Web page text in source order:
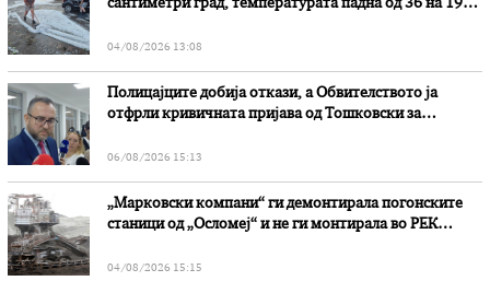
сантиметри град, температурата падна од 36 на 19
04/08/2026 13:08
Полицајците добија откази, а Обвителството ја
отфрли кривичната пријава од Тошковски за
06/08/2026 15:13
„Марковски компани“ ги демонтирала погонските
станици од „Осломеј“ и не ги монтирала во РЕК
04/08/2026 15:15